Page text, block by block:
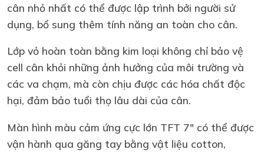
cân nhỏ nhất có thể được lập trình bởi người sử
dụng, bổ sung thêm tính năng an toàn cho cân.
Lớp vỏ hoàn toàn bằng kim loại không chỉ bảo vệ
cell cân khỏi những ảnh hưởng của môi trường và
các va chạm, mà còn chịu được các hóa chất độc
hại, đảm bảo tuổi thọ lâu dài của cân.
Màn hình màu cảm ứng cực lớn TFT 7" có thể được
vận hành qua găng tay bằng vật liệu cotton,